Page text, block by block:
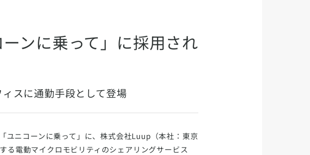
ンに乗って」に採用され
スに通勤手段として登場
ユニコーンに乗って」に、株式会社Luup（本社：東京
る電動マイクロモビリティのシェアリングサービス